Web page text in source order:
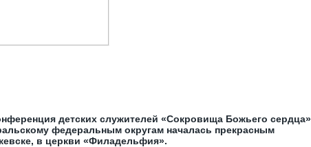
детских служителей «Сокровища Божьего сердца»
федеральным округам началась прекрасным
в церкви «Филадельфия».